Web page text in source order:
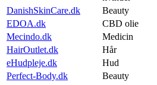
DanishSkinCare.dk
Beauty
EDOA.dk
CBD olie
Mecindo.dk
Medicin
HairOutlet.dk
Hår
eHudpleje.dk
Hud
Perfect-Body.dk
Beauty